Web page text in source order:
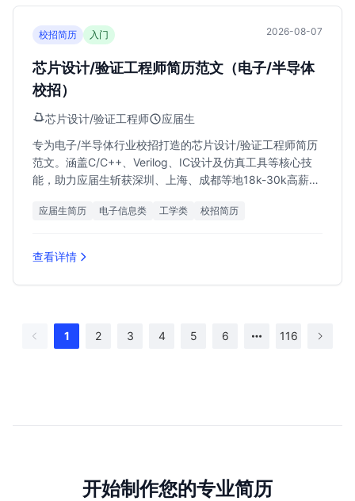
校招简历 入门 2026-08-07
芯片设计/验证工程师简历范文（电子/半导体
校招）
芯片设计/验证工程师
应届生
专为电子/半导体行业校招打造的芯片设计/验证工程师简历
范文。涵盖C/C++、Verilog、IC设计及仿真工具等核心技
能，助力应届生斩获深圳、上海、成都等地18k-30k高薪
应届生简历 电子信息类 工学类 校招简历
查看详情
1 2 3 4 5 6 116
开始制作您的专业简历